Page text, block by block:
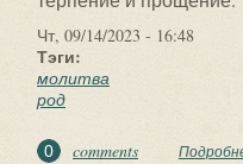
Чт, 09/14/2023 - 16:48
Тэги:
молитва
род
0 comments